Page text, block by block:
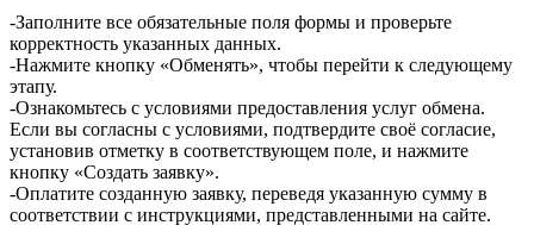
-Заполните все обязательные поля формы и проверьте
корректность указанных данных.
-Нажмите кнопку «Обменять», чтобы перейти к следующему
этапу.
-Ознакомьтесь с условиями предоставления услуг обмена.
Если вы согласны с условиями, подтвердите своё согласие,
установив отметку в соответствующем поле, и нажмите
кнопку «Создать заявку».
-Оплатите созданную заявку, переведя указанную сумму в
соответствии с инструкциями, представленными на сайте.